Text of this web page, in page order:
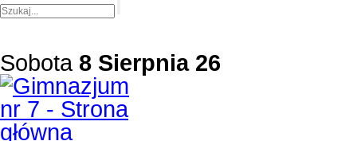
Sobota 8 Sierpnia 26